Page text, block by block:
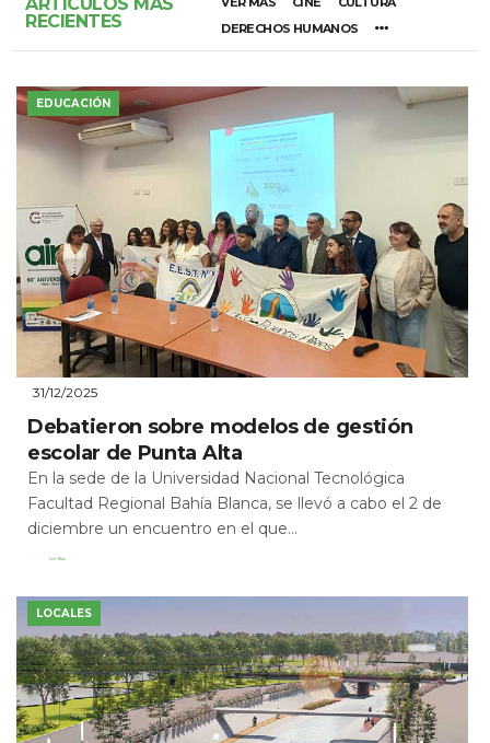
RECIENTES
DERECHOS HUMANOS
EDUCACIÓN
31/12/2025
Debatieron sobre modelos de gestión
escolar de Punta Alta
En la sede de la Universidad Nacional Tecnológica
Facultad Regional Bahía Blanca, se llevó a cabo el 2 de
diciembre un encuentro en el que...
Leer Más
LOCALES